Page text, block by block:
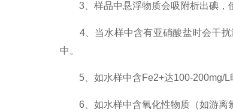
3、样品中悬浮物质会吸附析出碘，使
4、当水样中含有亚硝酸盐时会干扰
中。
5、如水样中含Fe2+达100-200mg/L
6、如水样中含氧化性物质（如游离